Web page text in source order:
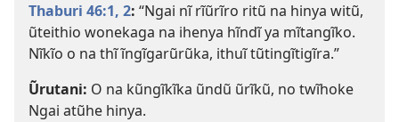
Thaburi 46:1, 2: “Ngai nĩ rĩũrĩro ritũ na hinya witũ,
ũteithio wonekaga na ihenya hĩndĩ ya mĩtangĩko.
Nĩkĩo o na thĩ ĩngĩgarũrũka, ithuĩ tũtingĩtigĩra.”
Ũrutani: O na kũngĩkĩka ũndũ ũrĩkũ, no twĩhoke
Ngai atũhe hinya.